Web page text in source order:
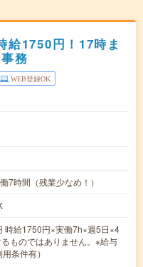
給1750円！17時ま
務
WEB登録OK
7時間（残業少なめ！）
給1750円×実働7h×週5日×4
ものではありません。※給与
条件有）